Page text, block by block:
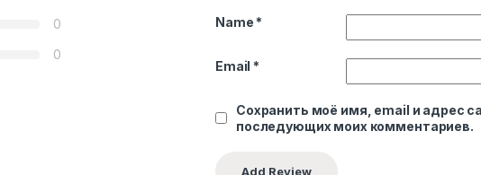
0
0
Name *
Email *
Сохранить моё имя, email и адрес
последующих моих комментариев.